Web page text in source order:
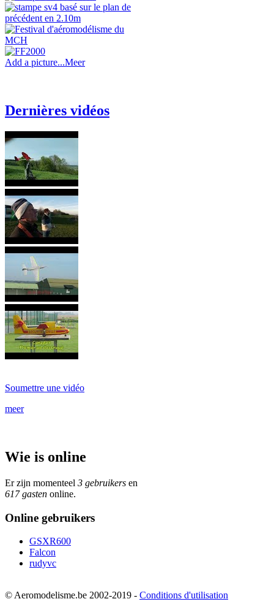
Add a picture...Meer
Dernières vidéos
Soumettre une vidéo
meer
Wie is online
Er zijn momenteel 3 gebruikers en
617 gasten online.
Online gebruikers
GSXR600
Falcon
rudyvc
© Aeromodelisme.be 2002-2019 - Conditions d'utilisation